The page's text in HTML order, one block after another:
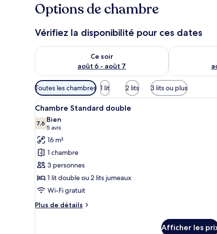
Options de chambre
Vérifiez la disponibilité pour ces dates
Ce soir
août 6 - août 7
Vérifier la disponibilité pour ce soir août 6 - août 7
Vérifier la
Filtres
disponibles
pour
les
chambres
Toutes les chambres 1 lit 2 lits 3 lits ou plus
Afficher
toutes
les
photos
pour
ce
type
de
chambre :
Chambre
Un lit bien fait, avec du linge
5
Chambre Standard double
7,67,6 sur 10
Bien
5 avis
(5 avis)
16 m²
1 chambre
3 personnes
1 lit double ou 2 lits jumeaux
Wi-Fi gratuit
Plus de détails
Plus
Afficher les